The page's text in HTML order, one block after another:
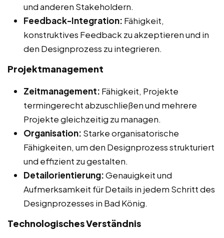
und anderen Stakeholdern.
Feedback-Integration: Fähigkeit,
konstruktives Feedback zu akzeptieren und in
den Designprozess zu integrieren.
Projektmanagement
Zeitmanagement: Fähigkeit, Projekte
termingerecht abzuschließen und mehrere
Projekte gleichzeitig zu managen.
Organisation: Starke organisatorische
Fähigkeiten, um den Designprozess strukturiert
und effizient zu gestalten.
Detailorientierung:Genauigkeit und
Aufmerksamkeit für Details in jedem Schritt des
Designprozesses in Bad König.
Technologisches Verständnis